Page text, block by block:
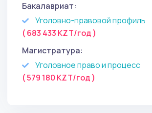
Бакалавриат:
Уголовно-правовой профиль
( 683 433 KZT/год )
Магистратура:
Уголовное право и процесс
( 579 180 KZT/год )